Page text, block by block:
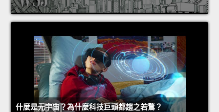
什麼是元宇宙？為什麼科技巨頭都趨之若鶩？